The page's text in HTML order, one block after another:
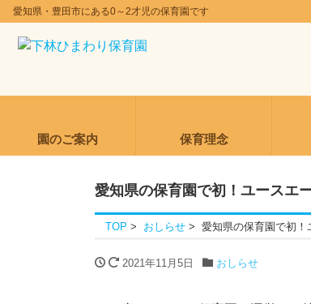
愛知県・豊田市にある0～2才児の保育園です
園のご案内 保育理念
愛知県の保育園で初！ユースエ
TOP おしらせ 愛知県の保育園で初！
2021年11月5日 おしらせ